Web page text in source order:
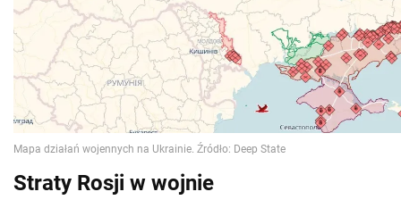
Straty Rosji w wojnie